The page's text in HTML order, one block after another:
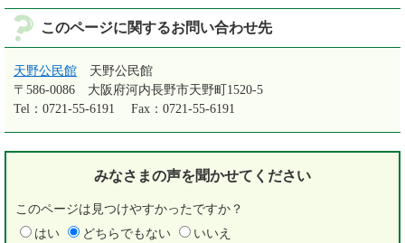
このページに関するお問い合わせ先
天野公民館
天野公民館
〒586-0086
大阪府河内長野市天野町1520-5
Tel：0721-55-6191
Fax：0721-55-6191
みなさまの声を聞かせてください
このページは見つけやすかったですか？
はい
どちらでもない いいえ